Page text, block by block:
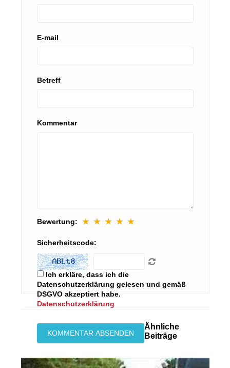
E-mail
Betreff
Kommentar
Bewertung: ★ ★ ★ ★ ★
Sicherheitscode:
Ich erkläre, dass ich die
Datenschutzerklärung gelesen und gemäß
DSGVO akzeptiert habe.
Datenschutzerklärung
Ähnliche
Beiträge